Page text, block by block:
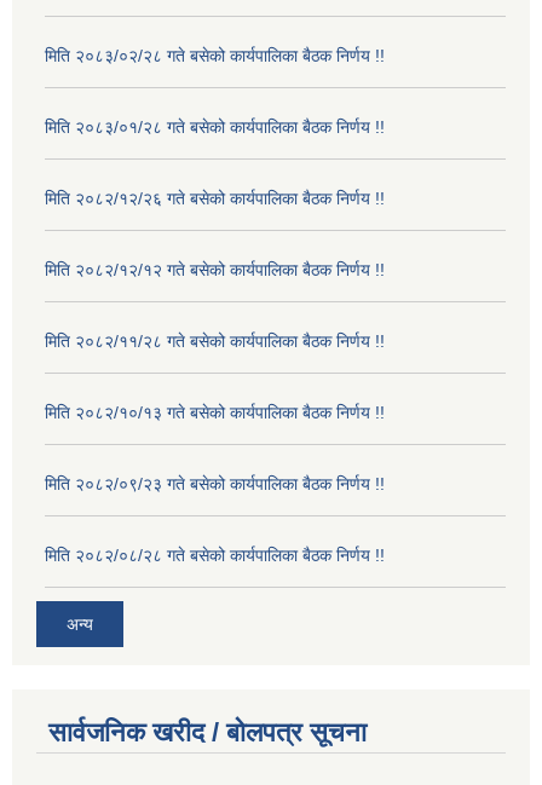
मिति २०८३/०२/२८ गते बसेको कार्यपालिका बैठक निर्णय !!
मिति २०८३/०१/२८ गते बसेको कार्यपालिका बैठक निर्णय !!
मिति २०८२/१२/२६ गते बसेको कार्यपालिका बैठक निर्णय !!
मिति २०८२/१२/१२ गते बसेको कार्यपालिका बैठक निर्णय !!
मिति २०८२/११/२८ गते बसेको कार्यपालिका बैठक निर्णय !!
मिति २०८२/१०/१३ गते बसेको कार्यपालिका बैठक निर्णय !!
मिति २०८२/०९/२३ गते बसेको कार्यपालिका बैठक निर्णय !!
मिति २०८२/०८/२८ गते बसेको कार्यपालिका बैठक निर्णय !!
अन्य
सार्वजनिक खरीद / बोलपत्र सूचना